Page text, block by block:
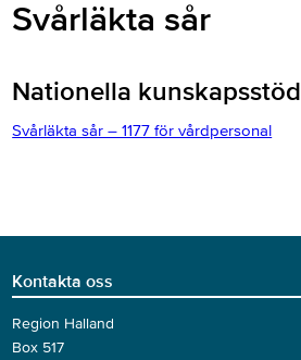
Svårläkta sår
Nationella kunskapsstöd
Svårläkta sår – 1177 för vårdpersonal
Kontakta oss
Region Halland
Box 517